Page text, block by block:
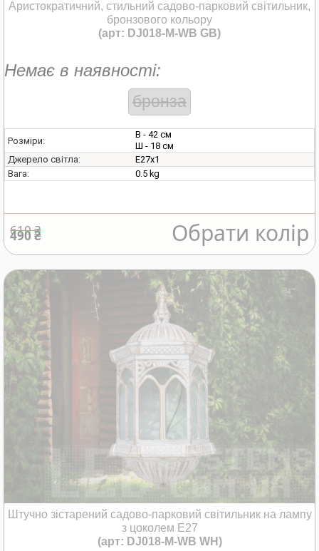
Аристократичний, стильний садово-парковий світильник,
бронзового кольору
(арт: DJ018-M-WB GB)
Немає в наявності:
бронза
Розміри:
В - 42 см
Ш - 18 см
Джерело світла:
E27х1
Вага:
0.5 kg
610 ₴
490 ₴ Обрати колір
Штучно зістарений садово-парковий світильник на лампу
з цоколем Е27
(арт: DJ018-M-WB WH)